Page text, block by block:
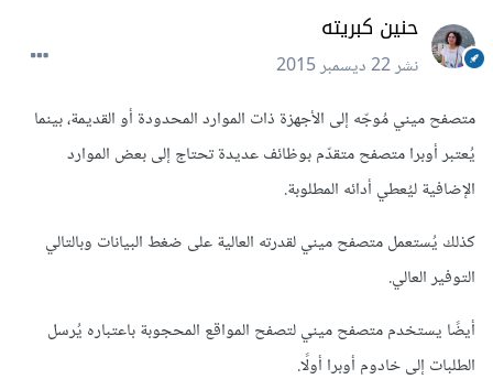
حنين كبريته
نشر22 ديسمبر 2015
متصفح ميني مُوجّه إلى الأجهزة ذات الموارد المحدودة أو القديمة، بينما
يُعتبر أوبرا متصفح متقدّم بوظائف عديدة تحتاج إلى بعض الموارد
الإضافية ليُعطي أدائه المطلوبة.
كذلك يُستعمل متصفح ميني لقدرته العالية على ضغط البيانات وبالتالي
التوفير العالي.
أيضًا يستخدم متصفح ميني لتصفح المواقع المحجوبة باعتباره يُرسل
الطلبات إلى خادوم أوبرا أولًا.